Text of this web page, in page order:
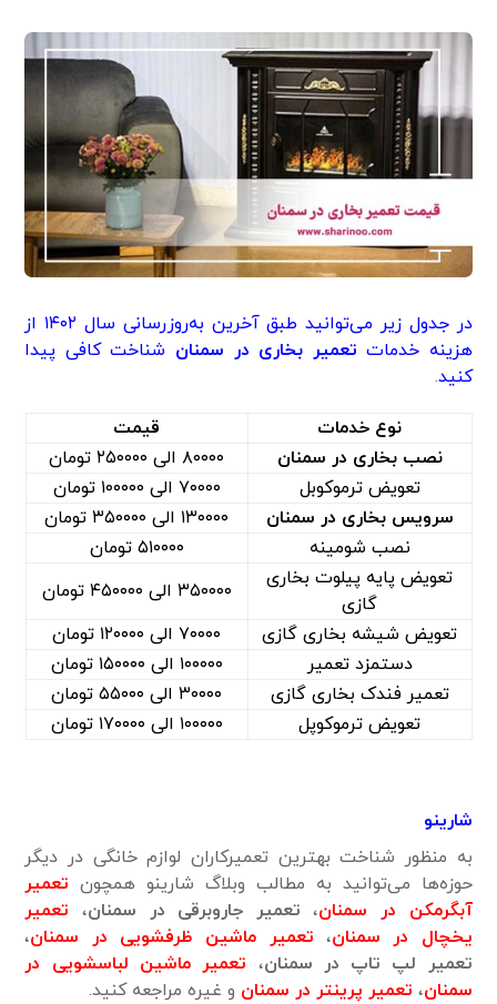
در جدول زیر می‌توانید طبق آخرین به‌روزرسانی سال ۱۴۰۲ از
هزینه خدمات تعمیر بخاری در سمنان شناخت کافی پیدا
کنید.
نوع خدمات
قیمت
نصب بخاری در سمنان
۸۰۰۰۰ الی ۲۵۰۰۰۰ تومان
تعویض ترموکوبل
۷۰۰۰۰ الی ۱۰۰۰۰۰ تومان
سرویس بخاری در سمنان
۱۳۰۰۰۰ الی ۳۵۰۰۰۰ تومان
نصب شومینه
۵۱۰۰۰۰ تومان
تعویض پایه پیلوت بخاری
گازی
۳۵۰۰۰۰ الی ۴۵۰۰۰۰ تومان
تعویض شیشه بخاری گازی
۷۰۰۰۰ الی ۱۲۰۰۰۰ تومان
دستمزد تعمیر
۱۰۰۰۰۰ الی ۱۵۰۰۰۰ تومان
تعمیر فندک بخاری گازی
۳۰۰۰۰ الی ۵۵۰۰۰ تومان
تعویض ترموکوپل
۱۰۰۰۰۰ الی ۱۷۰۰۰۰ تومان
شارینو
به منظور شناخت بهترین تعمیرکاران لوازم خانگی در دیگر
حوزه‌ها می‌توانید به مطالب وبلاگ شارینو همچون تعمیر
آبگرمکن در سمنان، تعمیر جاروبرقی در سمنان، تعمیر
یخچال در سمنان، تعمیر ماشین ظرفشویی در سمنان،
تعمیر لپ تاپ در سمنان، تعمیر ماشین لباسشویی در
سمنان، تعمیر پرینتر در سمنان و غیره مراجعه کنید.